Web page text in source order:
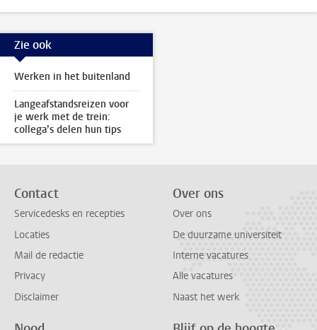
Zie ook
Werken in het buitenland
Langeafstandsreizen voor
je werk met de trein:
collega’s delen hun tips
Contact
Servicedesks en recepties
Locaties
Mail de redactie
Privacy
Disclaimer
Over ons
Over ons
De duurzame universiteit
Interne vacatures
Alle vacatures
Naast het werk